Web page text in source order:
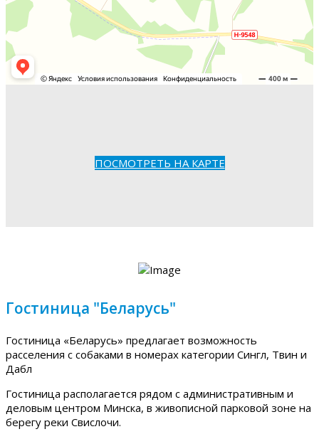
ПОСМОТРЕТЬ НА КАРТЕ
Гостиница "Беларусь"
Гостиница «Беларусь» предлагает возможность
расселения с собаками в номерах категории Сингл, Твин и
Дабл
Гостиница располагается рядом с административным и
деловым центром Минска, в живописной парковой зоне на
берегу реки Свислочи.